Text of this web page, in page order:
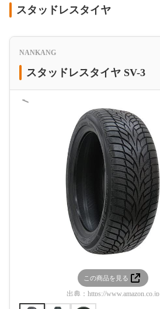
スタッドレスタイヤ
NANKANG
スタッドレスタイヤ SV-3
＜
この商品を見る
出典： https://www.amazon.co.jp